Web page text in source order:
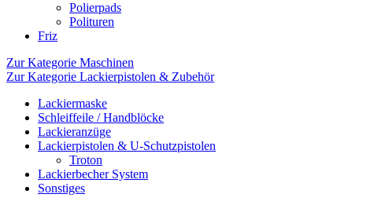
Polierpads
Polituren
Friz
Zur Kategorie Maschinen
Zur Kategorie Lackierpistolen & Zubehör
Lackiermaske
Schleiffeile / Handblöcke
Lackieranzüge
Lackierpistolen & U-Schutzpistolen
Troton
Lackierbecher System
Sonstiges